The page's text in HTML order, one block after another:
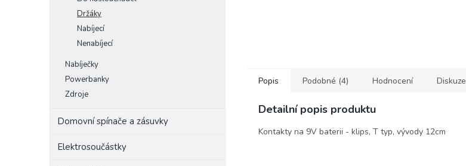
Držáky
Nabíjecí
Nenabíjecí
Nabíječky
Powerbanky
Zdroje
Domovní spínače a zásuvky
Elektrosoučástky
Popis Podobné (4) Hodnocení Diskuze
Detailní popis produktu
Kontakty na 9V baterii - klips, T typ, vývody 12cm